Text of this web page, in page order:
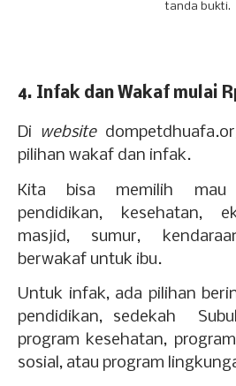
tanda bukti.
4. Infak dan Wakaf mulai
Di website
pilihan wakaf dan infak.
Kita bisa memilih mau
pendidikan, kesehatan,
masjid, sumur,
berwakaf untuk ibu.
Untuk infak, ada pilihan
pendidikan, sedekah
program kesehatan,
sosial, atau program